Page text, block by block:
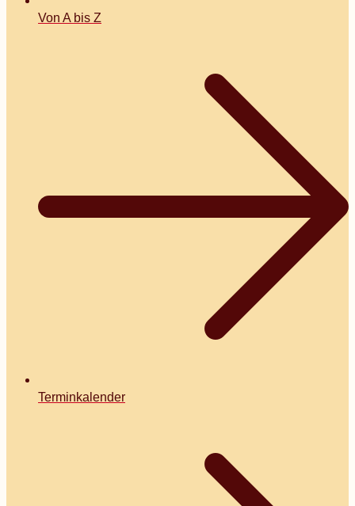
Von A bis Z
Terminkalender